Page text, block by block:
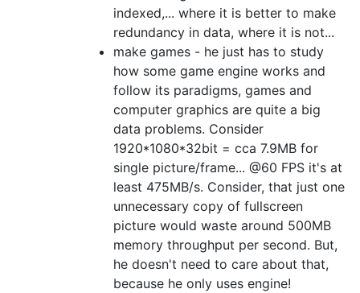
indexed,... where it is better to make
redundancy in data, where it is not...
make games - he just has to study
how some game engine works and
follow its paradigms, games and
computer graphics are quite a big
data problems. Consider
1920*1080*32bit = cca 7.9MB for
single picture/frame... @60 FPS it's at
least 475MB/s. Consider, that just one
unnecessary copy of fullscreen
picture would waste around 500MB
memory throughput per second. But,
he doesn't need to care about that,
because he only uses engine!